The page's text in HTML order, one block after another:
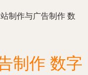
制作与广告制作 数
制作 数字